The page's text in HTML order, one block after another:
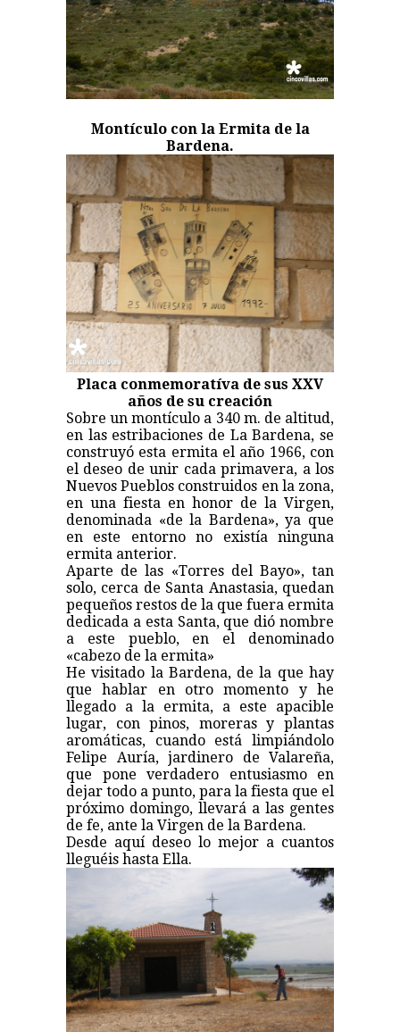
Montículo con la Ermita de la
Bardena.
Placa conmemoratíva de sus XXV
años de su creación
Sobre un montículo a 340 m. de altitud,
en las estribaciones de La Bardena, se
construyó esta ermita el año 1966, con
el deseo de unir cada primavera, a los
Nuevos Pueblos construidos en la zona,
en una fiesta en honor de la Virgen,
denominada «de la Bardena», ya que
en este entorno no existía ninguna
ermita anterior.
Aparte de las «Torres del Bayo», tan
solo, cerca de Santa Anastasia, quedan
pequeños restos de la que fuera ermita
dedicada a esta Santa, que dió nombre
a este pueblo, en el denominado
«cabezo de la ermita»
He visitado la Bardena, de la que hay
que hablar en otro momento y he
llegado a la ermita, a este apacible
lugar, con pinos, moreras y plantas
aromáticas, cuando está limpiándolo
Felipe Auría, jardinero de Valareña,
que pone verdadero entusiasmo en
dejar todo a punto, para la fiesta que el
próximo domingo, llevará a las gentes
de fe, ante la Virgen de la Bardena.
Desde aquí deseo lo mejor a cuantos
lleguéis hasta Ella.